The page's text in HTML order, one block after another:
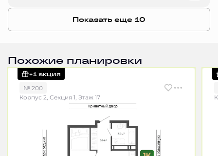
Показать еще 10
Похожие планировки
+1 акция
№ 200
Корпус 2, Секция 1, Этаж 17